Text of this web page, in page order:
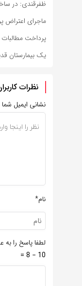
ظفرقندی: در
ماجرای اعتراض
پرداخت مطالبات
یک بیمارستان
نظرات
نشانی ایمیل
نام*
لطفا پاسخ را به
10 − 8 =